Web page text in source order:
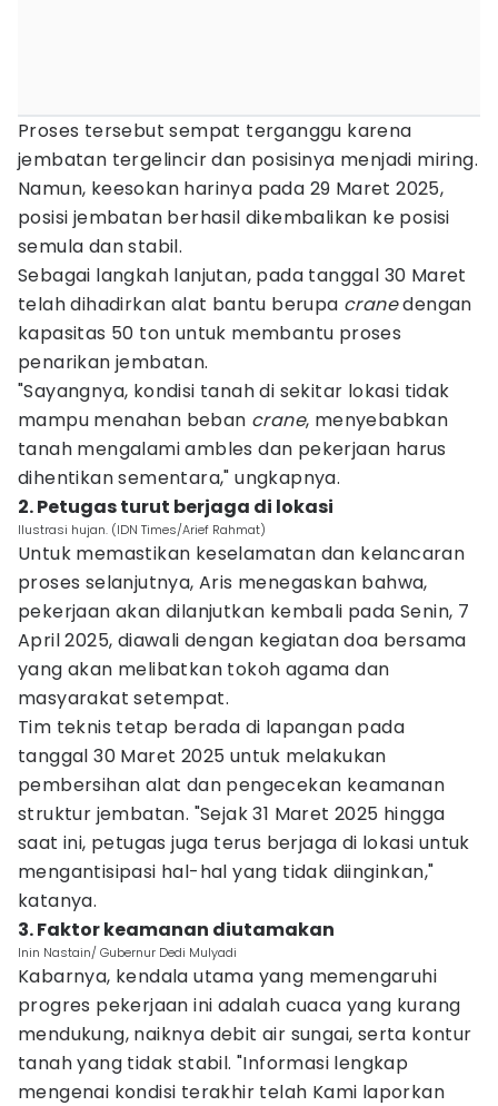
Proses tersebut sempat terganggu karena
jembatan tergelincir dan posisinya menjadi miring.
Namun, keesokan harinya pada 29 Maret 2025,
posisi jembatan berhasil dikembalikan ke posisi
semula dan stabil.
Sebagai langkah lanjutan, pada tanggal 30 Maret
telah dihadirkan alat bantu berupa cranedengan
kapasitas 50 ton untuk membantu proses
penarikan jembatan.
"Sayangnya, kondisi tanah di sekitar lokasi tidak
mampu menahan beban crane, menyebabkan
tanah mengalami ambles dan pekerjaan harus
dihentikan sementara," ungkapnya.
2. Petugas turut berjaga di lokasi
Ilustrasi hujan. (IDN Times/Arief Rahmat)
Untuk memastikan keselamatan dan kelancaran
proses selanjutnya, Aris menegaskan bahwa,
pekerjaan akan dilanjutkan kembali pada Senin, 7
April 2025, diawali dengan kegiatan doa bersama
yang akan melibatkan tokoh agama dan
masyarakat setempat.
Tim teknis tetap berada di lapangan pada
tanggal 30 Maret 2025 untuk melakukan
pembersihan alat dan pengecekan keamanan
struktur jembatan. "Sejak 31 Maret 2025 hingga
saat ini, petugas juga terus berjaga di lokasi untuk
mengantisipasi hal-hal yang tidak diinginkan,"
katanya.
3. Faktor keamanan diutamakan
Inin Nastain/ Gubernur Dedi Mulyadi
Kabarnya, kendala utama yang memengaruhi
progres pekerjaan ini adalah cuaca yang kurang
mendukung, naiknya debit air sungai, serta kontur
tanah yang tidak stabil. "Informasi lengkap
mengenai kondisi terakhir telah Kami laporkan